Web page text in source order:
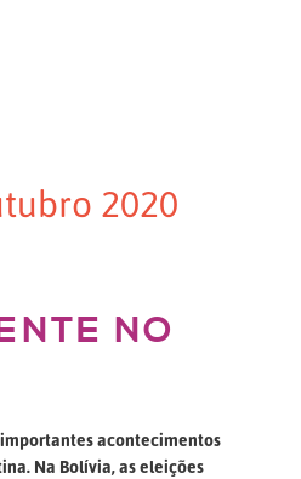
2020
NO
importantes acontecimentos
Na Bolívia, as eleições